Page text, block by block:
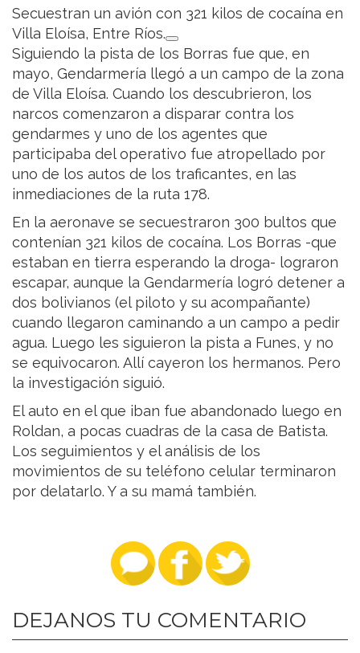
Secuestran un avión con 321 kilos de cocaína en
Villa Eloísa, Entre Ríos.
Siguiendo la pista de los Borras fue que, en
mayo, Gendarmería llegó a un campo de la zona
de Villa Eloísa. Cuando los descubrieron, los
narcos comenzaron a disparar contra los
gendarmes y uno de los agentes que
participaba del operativo fue atropellado por
uno de los autos de los traficantes, en las
inmediaciones de la ruta 178.
En la aeronave se secuestraron 300 bultos que
contenían 321 kilos de cocaína. Los Borras -que
estaban en tierra esperando la droga- lograron
escapar, aunque la Gendarmería logró detener a
dos bolivianos (el piloto y su acompañante)
cuando llegaron caminando a un campo a pedir
agua. Luego les siguieron la pista a Funes, y no
se equivocaron. Allí cayeron los hermanos. Pero
la investigación siguió.
El auto en el que iban fue abandonado luego en
Roldan, a pocas cuadras de la casa de Batista.
Los seguimientos y el análisis de los
movimientos de su teléfono celular terminaron
por delatarlo. Y a su mamá también.
DEJANOS TU COMENTARIO